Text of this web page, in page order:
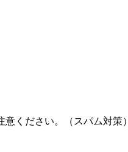
ください。（スパム対策）